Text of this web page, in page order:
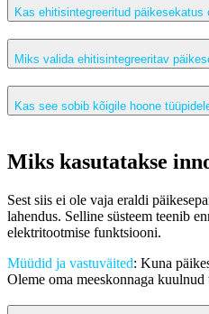
Kas ehitisintegreeritud
Miks valida ehitisintegreeritav
Kas see sobib kõigile hoone
Miks kasutatakse
Sest siis ei ole vaja eraldi
lahendus. Selline süsteem teenib
elektritootmise funktsiooni.
Müüdid ja vastuväited: Kuna
Oleme oma meeskonnaga